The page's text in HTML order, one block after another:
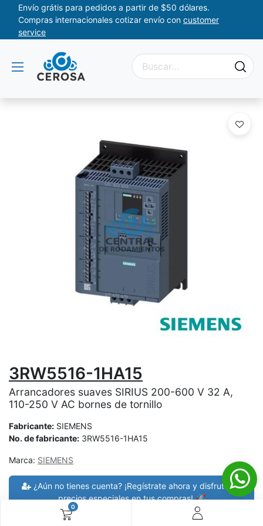
0
Envío grátis para pedidos a partir de $50 dólares.
Compras internacionales cotizar envío con customer
service
3RW5516-1HA15
Arrancadores suaves SIRIUS 200-600 V 32 A,
110-250 V AC bornes de tornillo
Fabricante: SIEMENS
No. de fabricante: 3RW5516-1HA15
Marca: SIEMENS
¿Aún no tienes cuenta? ¡Regístrate ahora y disfruta de
precios especiales en tus compras! 🚀